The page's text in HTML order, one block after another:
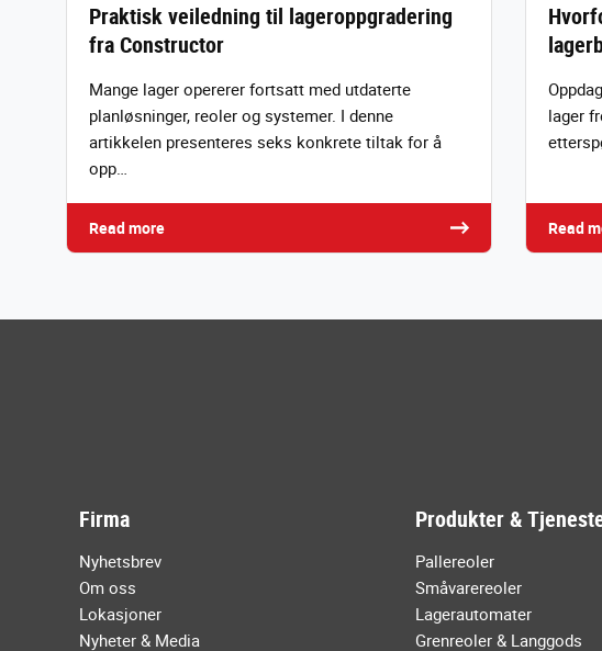
Praktisk veiledning til lageroppgradering
fra Constructor
Mange lager opererer fortsatt med utdaterte
planløsninger, reoler og systemer. I denne
artikkelen presenteres seks konkrete tiltak for å
opp…
Read more
lager
Read
Firma
Nyhetsbrev
Om oss
Lokasjoner
Nyheter & Media
Produkter &
Pallereoler
Småvarereoler
Lagerautomater
Grenreoler & Langgods